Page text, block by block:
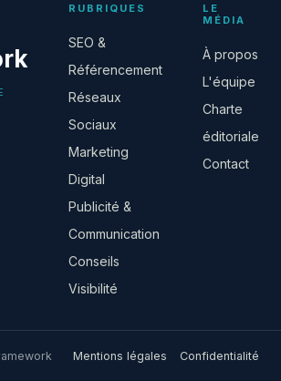
RUBRIQUES
SEO &
Référencement
Réseaux
Sociaux
Marketing
Digital
Publicité &
Communication
Conseils
Visibilité
LE
MÉDIA
À propos
L'équipe
Charte
éditoriale
Contact
Mentions légales Confidentialité